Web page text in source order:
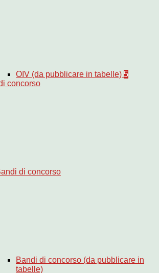
OIV (da pubblicare in tabelle) 5
concorso
di concorso
Bandi di concorso (da pubblicare in
tabelle)